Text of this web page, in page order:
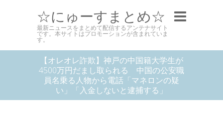
☆にゅーすまとめ☆
最新ニュースをまとめて配信するアンテナサイト
です。本サイトはプロモーションが含まれていま
す。
【オレオレ詐欺】神戸の中国籍大学生が
4500万円だまし取られる 中国の公安職
員名乗る人物から電話「マネロンの疑
い」「入金しないと逮捕する」